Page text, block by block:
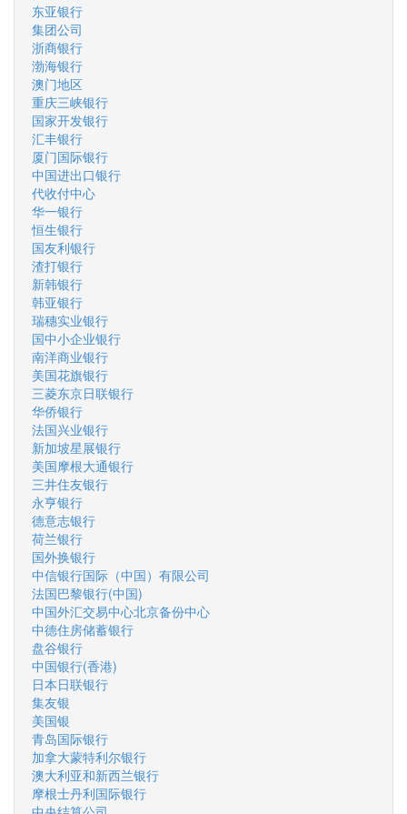
东亚银行
集团公司
浙商银行
渤海银行
澳门地区
重庆三峡银行
国家开发银行
汇丰银行
厦门国际银行
中国进出口银行
代收付中心
华一银行
恒生银行
国友利银行
渣打银行
新韩银行
韩亚银行
瑞穗实业银行
国中小企业银行
南洋商业银行
美国花旗银行
三菱东京日联银行
华侨银行
法国兴业银行
新加坡星展银行
美国摩根大通银行
三井住友银行
永亨银行
德意志银行
荷兰银行
国外换银行
中信银行国际（中国）有限公司
法国巴黎银行(中国)
中国外汇交易中心北京备份中心
中德住房储蓄银行
盘谷银行
中国银行(香港)
日本日联银行
集友银
美国银
青岛国际银行
加拿大蒙特利尔银行
澳大利亚和新西兰银行
摩根士丹利国际银行